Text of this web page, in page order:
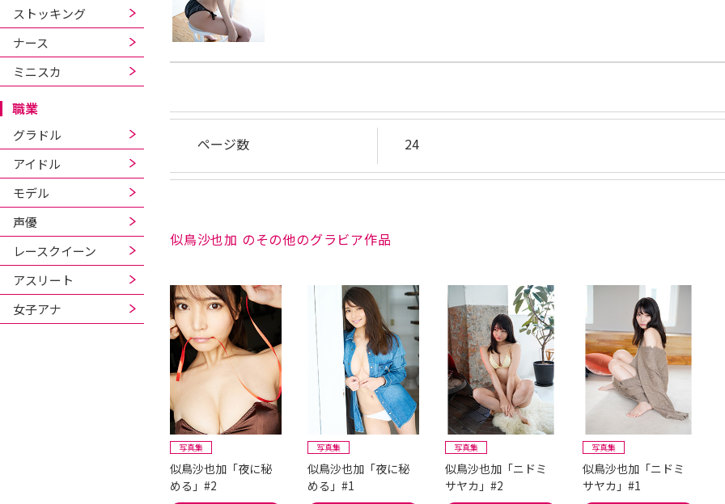
ストッキング
ナース
ミニスカ
職業
グラドル
アイドル
モデル
声優
レースクイーン
アスリート
女子アナ
ページ数 24
似鳥沙也加 のその他のグラビア作品
写真集
似鳥沙也加「夜に秘
める」#2
写真集
似鳥沙也加「夜に秘
める」#1
写真集
似鳥沙也加「ニドミ
サヤカ」#2
写真集
似鳥沙也加「ニドミ
サヤカ」#1